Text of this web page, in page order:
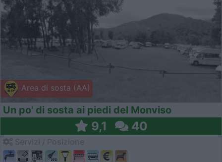
Area di sosta (AA)
Un po' di sosta ai piedi del Monviso
9,1 40